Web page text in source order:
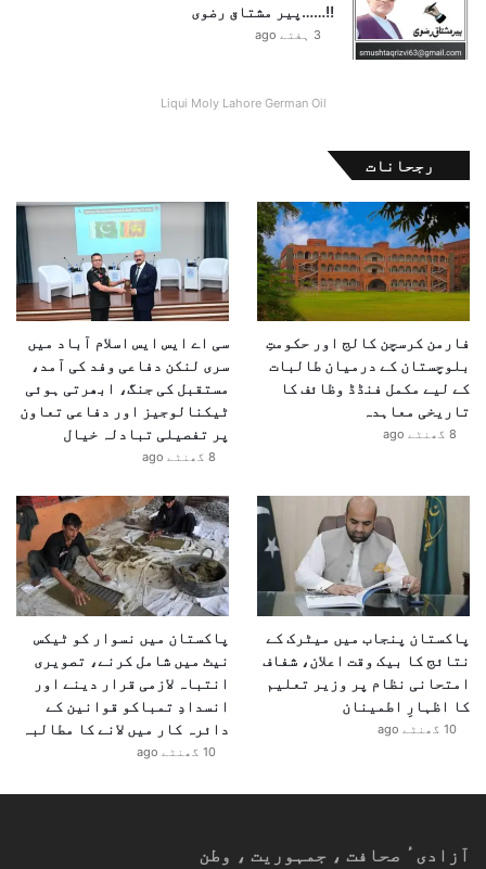
!!……پیر مشتاق رضوی
3 ہفتے ago
Liqui Moly Lahore German Oil
رجحانات
فارمن کرسچن کالج اور حکومتِ
بلوچستان کے درمیان طالبات
کے لیے مکمل فنڈڈ وظائف کا
تاریخی معاہدہ
8 گھنٹے ago
سی اے ایس ایس اسلام آباد میں
سری لنکن دفاعی وفد کی آمد،
مستقبل کی جنگ، ابھرتی ہوئی
ٹیکنالوجیز اور دفاعی تعاون
پر تفصیلی تبادلہ خیال
8 گھنٹے ago
پاکستان پنجاب میں میٹرک کے
نتائج کا بیک وقت اعلان، شفاف
امتحانی نظام پر وزیر تعلیم
کا اظہارِ اطمینان
10 گھنٹے ago
پاکستان میں نسوار کو ٹیکس
نیٹ میں شامل کرنے، تصویری
انتباہ لازمی قرار دینے اور
انسدادِ تمباکو قوانین کے
دائرہ کار میں لانے کا مطالبہ
10 گھنٹے ago
آزادیٴ صحافت ، جمہوریت ، وطن